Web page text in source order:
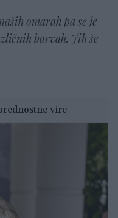
omarah pa se je
barvah. Jih še
vire